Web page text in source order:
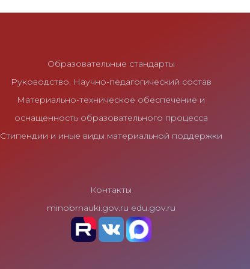
Образовательные стандарты
Руководство. Научно-педагогический состав
Материально-техническое обеспечение и
оснащенность образовательного процесса
Стипендии и иные виды материальной поддержки
Контакты
minobrnauki.gov.ru edu.gov.ru